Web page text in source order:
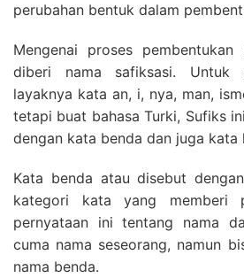
perubahan bentuk dalam
Mengenai proses
diberi nama safiksasi.
layaknya kata an, i, nya, man,
tetapi buat bahasa Turki, Sufiks
dengan kata benda dan juga kata
Kata benda atau disebut
kategori kata yang memberi
pernyataan ini tentang nama
cuma nama seseorang, namun
nama benda.